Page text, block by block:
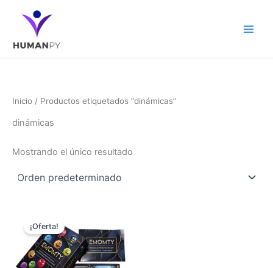
contenido
Inicio / Productos etiquetados “dinámicas”
dinámicas
Mostrando el único resultado
¡Oferta!
precio
original
era:
€79.
precio
actual
es:
€49.